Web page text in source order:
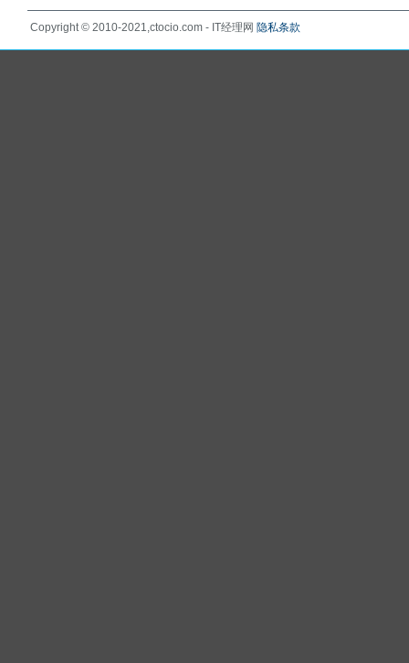
Copyright © 2010-2021,ctocio.com - IT经理网 隐私条款